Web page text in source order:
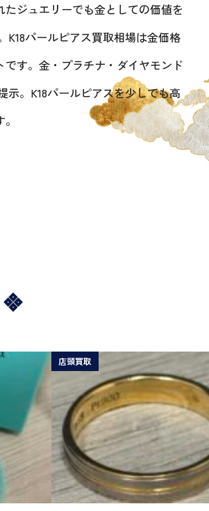
ジュエリーでも金としての価値を
パールピアス買取相場は金価格
す。金・プラチナ・ダイヤモンド
。K18パールピアスを少しでも高
店頭買取